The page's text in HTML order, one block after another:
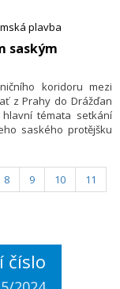
Povodí Vltavy a
plavba
saským
koridoru mezi
z Prahy do Drážďan
témata setkání
saského protějšku
8 9 10
11
číslo